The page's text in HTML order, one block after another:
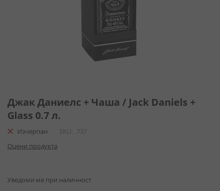
към
началото
на
галерия
снимки
Джак Даниелс + Чаша / Jack Daniels +
Glass 0.7 л.
Изчерпан SKU
737
Оцени продукта
Уведоми ме при наличност